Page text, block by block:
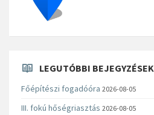
LEGUTÓBBI BEJEGYZÉSEK
Főépítészi fogadóóra 2026-08-05
III. fokú hőségriasztás 2026-08-05